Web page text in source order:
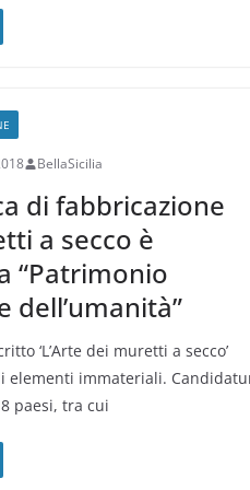
BellaSicilia
di fabbricazione
a secco è
“Patrimonio
dell’umanità”
‘L’Arte dei muretti a secco’
elementi immateriali.
paesi, tra cui